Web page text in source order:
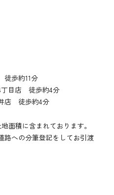
歩約11分
目店 徒歩約4分
店 徒歩約4分
面積に含まれております。
への分筆登記をしてお引渡